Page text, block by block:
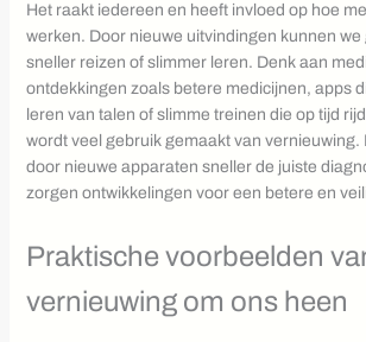
Het raakt iedereen en heeft invloed op hoe
werken. Door nieuwe uitvindingen kunnen
sneller reizen of slimmer leren. Denk aan
ontdekkingen zoals betere medicijnen, apps
leren van talen of slimme treinen die op tijd
wordt veel gebruik gemaakt van vernieuwing.
door nieuwe apparaten sneller de juiste
zorgen ontwikkelingen voor een betere en
Praktische voorbeelden
vernieuwing om ons heen